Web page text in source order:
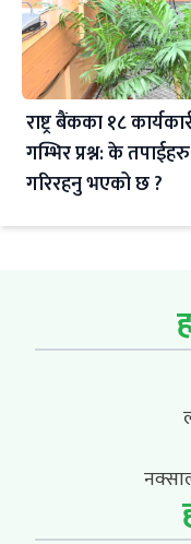
राष्ट्र बैंकका १८
गम्भिर प्रश्न: के
गरिरहनु भएको छ ?